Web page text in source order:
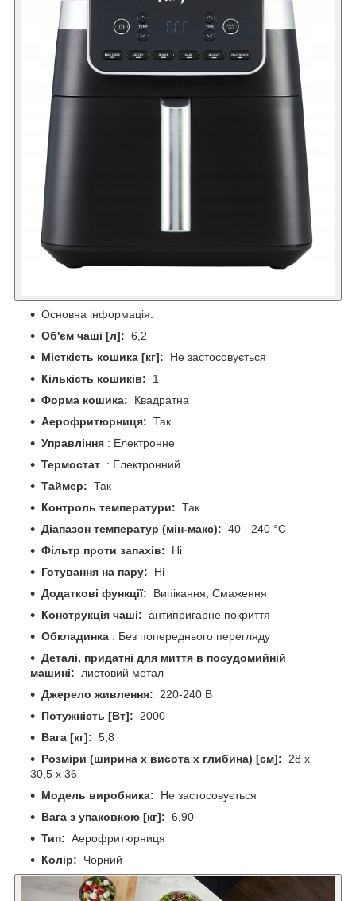
Основна інформація:
Об'єм чаші [л]: 6,2
Місткість кошика [кг]: Не застосовується
Кількість кошиків: 1
Форма кошика: Квадратна
Аерофритюрниця: Так
Управління : Електронне
Термостат : Електронний
Таймер: Так
Контроль температури: Так
Діапазон температур (мін-макс): 40 - 240 °C
Фільтр проти запахів: Ні
Готування на пару: Ні
Додаткові функції: Випікання, Смаження
Конструкція чаші: антипригарне покриття
Обкладинка : Без попереднього перегляду
Деталі, придатні для миття в посудомийній
машині: листовий метал
Джерело живлення: 220-240 В
Потужність [Вт]: 2000
Вага [кг]: 5,8
Розміри (ширина х висота х глибина) [см]: 28 х
30,5 х 36
Модель виробника: Не застосовується
Вага з упаковкою [кг]: 6,90
Тип: Аерофритюрниця
Колір: Чорний